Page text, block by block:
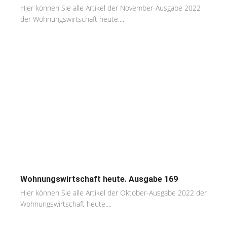
Hier können Sie alle Artikel der November-Ausgabe 2022
der Wohnungswirtschaft heute....
Wohnungswirtschaft heute. Ausgabe 169
Hier können Sie alle Artikel der Oktober-Ausgabe 2022 der
Wohnungswirtschaft heute....